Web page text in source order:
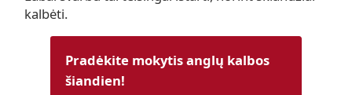
kalbėti.
Pradėkite mokytis anglų kalbos
šiandien!